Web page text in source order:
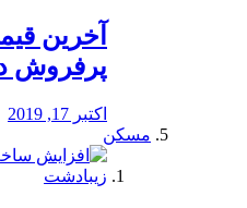
آخرین
پرفروش
اکتبر 17, 2019
مسکن